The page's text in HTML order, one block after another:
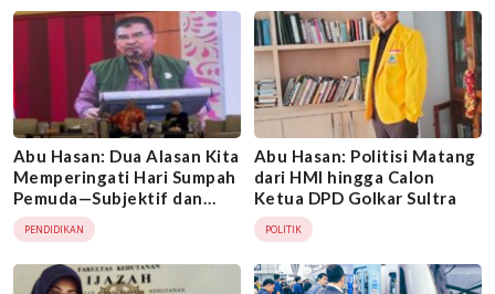
Abu Hasan: Dua Alasan Kita
Memperingati Hari Sumpah
Pemuda—Subjektif dan
Objektif
PENDIDIKAN
Abu Hasan: Politisi Matang
dari HMI hingga Calon
Ketua DPD Golkar Sultra
POLITIK